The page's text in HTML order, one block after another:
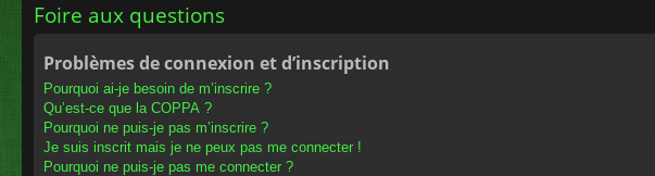
Foire aux questions
Problèmes de connexion et d’inscription
Pourquoi ai-je besoin de m’inscrire ?
Qu’est-ce que la COPPA ?
Pourquoi ne puis-je pas m’inscrire ?
Je suis inscrit mais je ne peux pas me connecter !
Pourquoi ne puis-je pas me connecter ?